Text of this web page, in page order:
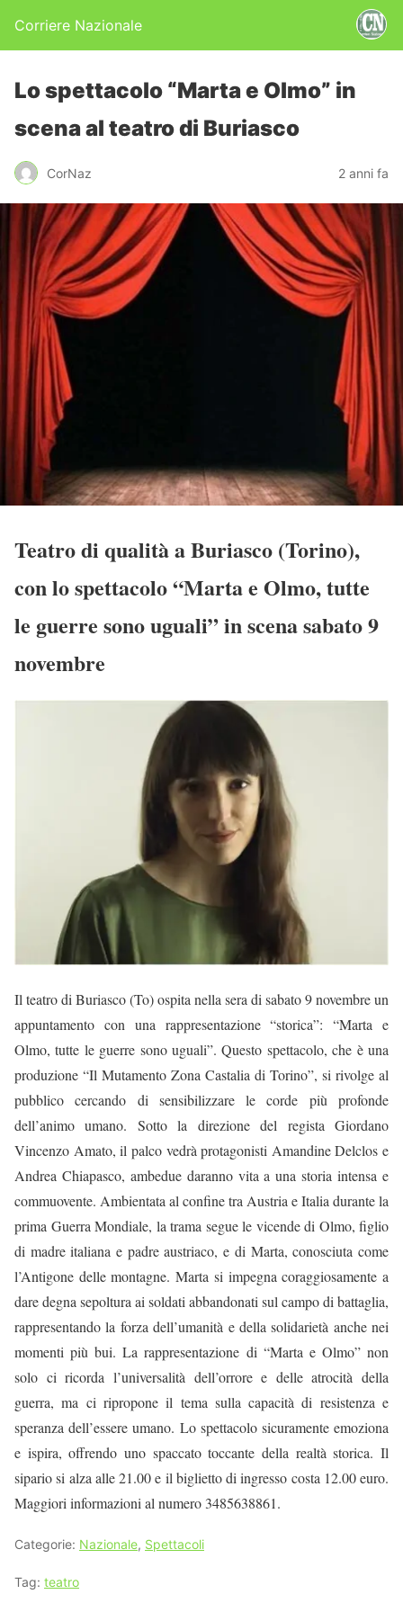
Corriere Nazionale
Lo spettacolo “Marta e Olmo” in
scena al teatro di Buriasco
CorNaz 2 anni fa
Teatro di qualità a Buriasco (Torino),
con lo spettacolo “Marta e Olmo, tutte
le guerre sono uguali” in scena sabato 9
novembre
Il teatro di Buriasco (To) ospita nella sera di sabato 9 novembre un
appuntamento con una rappresentazione “storica”: “Marta e
Olmo, tutte le guerre sono uguali”. Questo spettacolo, che è una
produzione “Il Mutamento Zona Castalia di Torino”, si rivolge al
pubblico cercando di sensibilizzare le corde più profonde
dell’animo umano. Sotto la direzione del regista Giordano
Vincenzo Amato, il palco vedrà protagonisti Amandine Delclos e
Andrea Chiapasco, ambedue daranno vita a una storia intensa e
commuovente. Ambientata al confine tra Austria e Italia durante la
prima Guerra Mondiale, la trama segue le vicende di Olmo, figlio
di madre italiana e padre austriaco, e di Marta, conosciuta come
l’Antigone delle montagne. Marta si impegna coraggiosamente a
dare degna sepoltura ai soldati abbandonati sul campo di battaglia,
rappresentando la forza dell’umanità e della solidarietà anche nei
momenti più bui. La rappresentazione di “Marta e Olmo” non
solo ci ricorda l’universalità dell’orrore e delle atrocità della
guerra, ma ci ripropone il tema sulla capacità di resistenza e
speranza dell’essere umano. Lo spettacolo sicuramente emoziona
e ispira, offrendo uno spaccato toccante della realtà storica. Il
sipario si alza alle 21.00 e il biglietto di ingresso costa 12.00 euro.
Maggiori informazioni al numero 3485638861.
Categorie: Nazionale, Spettacoli
Tag: teatro